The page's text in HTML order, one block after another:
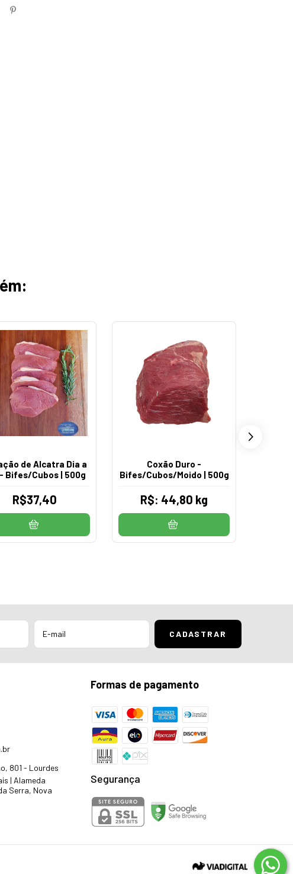
de Alcatra Dia a
Bifes/Cubos | 500g
R$37,40
Coxão Duro -
Bifes/Cubos/Moido | 500g
R$: 44,80 kg
801 - Lourdes
| Alameda
Serra, Nova
Formas de pagamento
Segurança